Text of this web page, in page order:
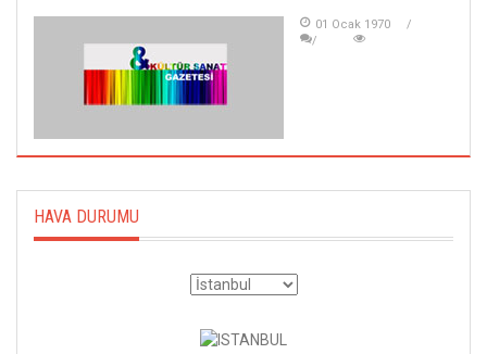
01 Ocak 1970
HAVA DURUMU